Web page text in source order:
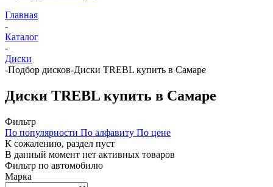
Главная
-
Каталог
-
Диски
-Подбор дисков-Диски TREBL купить в Самаре
Диски TREBL купить в Самаре
Фильтр
По популярности По алфавиту По цене
К сожалению, раздел пуст
В данный момент нет активных товаров
Фильтр по автомобилю
Марка